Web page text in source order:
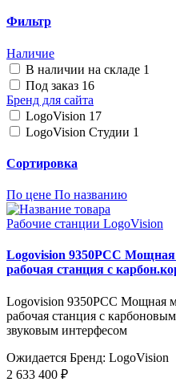
Фильтр
Наличие
В наличии на складе 1
Под заказ 16
Бренд для сайта
LogoVision 17
LogoVision Студии 1
Сортировка
По цене По названию
Рабочие станции LogoVision
Logovision 9350PCC
рабочая станция с
Logovision 9350PCC Мощная
рабочая станция с
звуковым интерфесом
Ожидается Бренд: LogoVision
2 633 400 ₽